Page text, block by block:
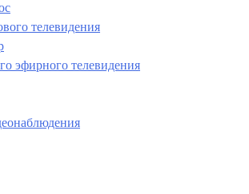
телевидения
эфирного телевидения